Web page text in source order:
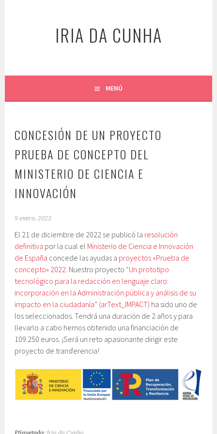
IRIA DA CUNHA
MENÚ
CONCESIÓN DE UN PROYECTO
PRUEBA DE CONCEPTO DEL
MINISTERIO DE CIENCIA E
INNOVACIÓN
9 enero, 2023
El 21 de diciembre de 2022 se publicó la resolución
definitiva por la cual el Ministerio de Ciencia e Innovación
de España concede las ayudas a proyectos «Prueba de
concepto» 2022. Nuestro proyecto “Un prototipo
tecnológico para la redacción en lenguaje claro:
incorporación en la Administración pública y análisis de su
impacto en la ciudadanía” (arText_IMPACT) ha sido uno de
los seleccionados. Tendrá una duración de 2 años y para
llevarlo a cabo hemos obtenido una financiación de
109.250 euros. ¡Será un reto apasionante dirigir este
proyecto de transferencia!